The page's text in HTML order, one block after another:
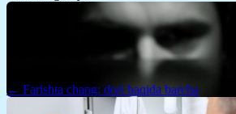
← Farishta chang: dori haqida barcha